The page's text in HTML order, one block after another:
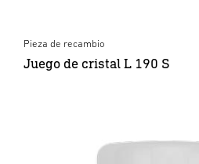
Pieza de recambio
Juego de cristal L 190 S